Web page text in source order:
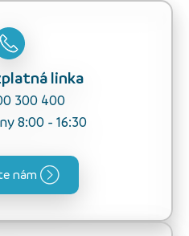
linka
300 400
8:00 - 16:30
nám